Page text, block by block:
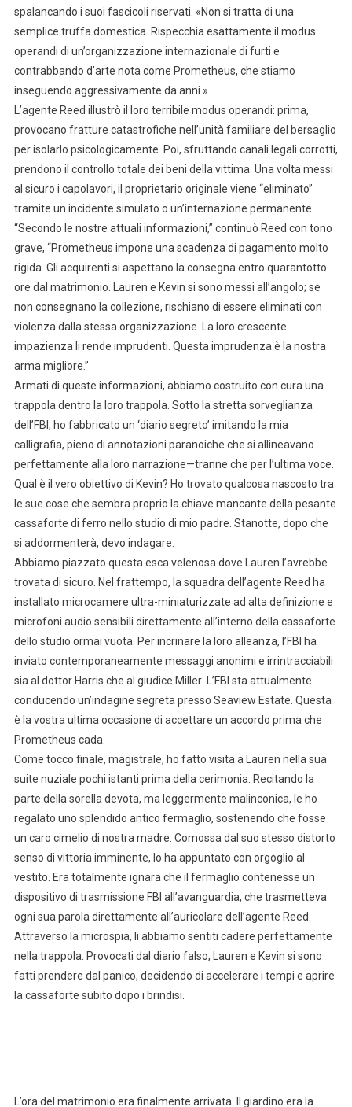
spalancando i suoi fascicoli riservati. «Non si tratta di una
semplice truffa domestica. Rispecchia esattamente il modus
operandi di un’organizzazione internazionale di furti e
contrabbando d’arte nota come Prometheus, che stiamo
inseguendo aggressivamente da anni.»
L’agente Reed illustrò il loro terribile modus operandi: prima,
provocano fratture catastrofiche nell’unità familiare del bersaglio
per isolarlo psicologicamente. Poi, sfruttando canali legali corrotti,
prendono il controllo totale dei beni della vittima. Una volta messi
al sicuro i capolavori, il proprietario originale viene “eliminato”
tramite un incidente simulato o un’internazione permanente.
“Secondo le nostre attuali informazioni,” continuò Reed con tono
grave, “Prometheus impone una scadenza di pagamento molto
rigida. Gli acquirenti si aspettano la consegna entro quarantotto
ore dal matrimonio. Lauren e Kevin si sono messi all’angolo; se
non consegnano la collezione, rischiano di essere eliminati con
violenza dalla stessa organizzazione. La loro crescente
impazienza li rende imprudenti. Questa imprudenza è la nostra
arma migliore.”
Armati di queste informazioni, abbiamo costruito con cura una
trappola dentro la loro trappola. Sotto la stretta sorveglianza
dell’FBI, ho fabbricato un ‘diario segreto’ imitando la mia
calligrafia, pieno di annotazioni paranoiche che si allineavano
perfettamente alla loro narrazione—tranne che per l’ultima voce.
Qual è il vero obiettivo di Kevin? Ho trovato qualcosa nascosto tra
le sue cose che sembra proprio la chiave mancante della pesante
cassaforte di ferro nello studio di mio padre. Stanotte, dopo che
si addormenterà, devo indagare.
Abbiamo piazzato questa esca velenosa dove Lauren l’avrebbe
trovata di sicuro. Nel frattempo, la squadra dell’agente Reed ha
installato microcamere ultra-miniaturizzate ad alta definizione e
microfoni audio sensibili direttamente all’interno della cassaforte
dello studio ormai vuota. Per incrinare la loro alleanza, l’FBI ha
inviato contemporaneamente messaggi anonimi e irrintracciabili
sia al dottor Harris che al giudice Miller: L’FBI sta attualmente
conducendo un’indagine segreta presso Seaview Estate. Questa
è la vostra ultima occasione di accettare un accordo prima che
Prometheus cada.
Come tocco finale, magistrale, ho fatto visita a Lauren nella sua
suite nuziale pochi istanti prima della cerimonia. Recitando la
parte della sorella devota, ma leggermente malinconica, le ho
regalato uno splendido antico fermaglio, sostenendo che fosse
un caro cimelio di nostra madre. Comossa dal suo stesso distorto
senso di vittoria imminente, lo ha appuntato con orgoglio al
vestito. Era totalmente ignara che il fermaglio contenesse un
dispositivo di trasmissione FBI all’avanguardia, che trasmetteva
ogni sua parola direttamente all’auricolare dell’agente Reed.
Attraverso la microspia, li abbiamo sentiti cadere perfettamente
nella trappola. Provocati dal diario falso, Lauren e Kevin si sono
fatti prendere dal panico, decidendo di accelerare i tempi e aprire
la cassaforte subito dopo i brindisi.
L’ora del matrimonio era finalmente arrivata. Il giardino era la